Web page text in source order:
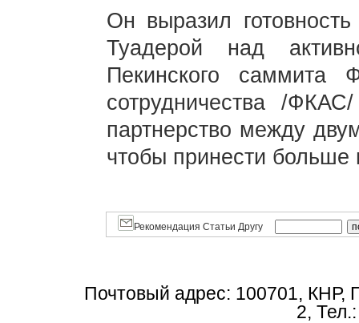
Он выразил
Туадерой над
Пекинского саммита
сотрудничества /
партнерство между
чтобы принести больше
Рекомендация Статьи Другу
Почтовый адрес: 100701, КНР,
2,